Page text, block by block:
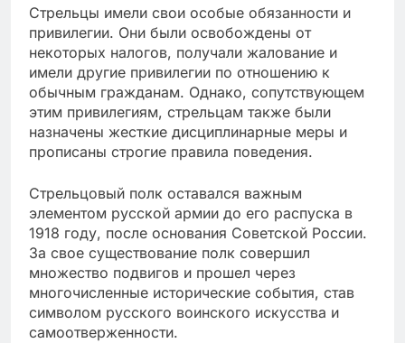
Стрельцы имели свои особые обязанности и
привилегии. Они были освобождены от
некоторых налогов, получали жалование и
имели другие привилегии по отношению к
обычным гражданам. Однако, сопутствующем
этим привилегиям, стрельцам также были
назначены жесткие дисциплинарные меры и
прописаны строгие правила поведения.
Стрельцовый полк оставался важным
элементом русской армии до его распуска в
1918 году, после основания Советской России.
За свое существование полк совершил
множество подвигов и прошел через
многочисленные исторические события, став
символом русского воинского искусства и
самоотверженности.